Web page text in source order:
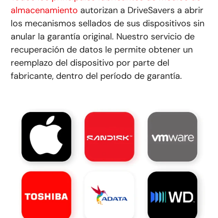
almacenamiento autorizan a DriveSavers a abrir
los mecanismos sellados de sus dispositivos sin
anular la garantía original. Nuestro servicio de
recuperación de datos le permite obtener un
reemplazo del dispositivo por parte del
fabricante, dentro del período de garantía.